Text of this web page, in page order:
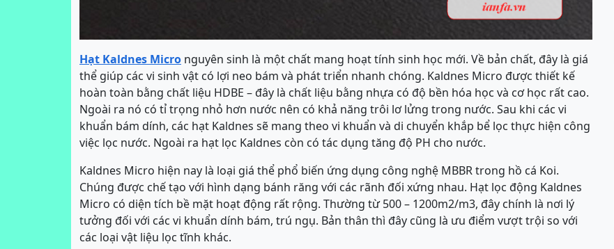
Hạt Kaldnes Micro nguyên sinh là một chất mang hoạt tính sinh học mới. Về bản chất, đây là giá
thể giúp các vi sinh vật có lợi neo bám và phát triển nhanh chóng. Kaldnes Micro được thiết kế
hoàn toàn bằng chất liệu HDBE – đây là chất liệu bằng nhựa có độ bền hóa học và cơ học rất cao.
Ngoài ra nó có tỉ trọng nhỏ hơn nước nên có khả năng trôi lơ lửng trong nước. Sau khi các vi
khuẩn bám dính, các hạt Kaldnes sẽ mang theo vi khuẩn và di chuyển khắp bể lọc thực hiện công
việc lọc nước. Ngoài ra hạt lọc Kaldnes còn có tác dụng tăng độ PH cho nước.
Kaldnes Micro hiện nay là loại giá thể phổ biến ứng dụng công nghệ MBBR trong hồ cá Koi.
Chúng được chế tạo với hình dạng bánh răng với các rãnh đối xứng nhau. Hạt lọc động Kaldnes
Micro có diện tích bề mặt hoạt động rất rộng. Thường từ 500 – 1200m2/m3, đây chính là nơi lý
tưởng đối với các vi khuẩn dính bám, trú ngụ. Bản thân thì đây cũng là ưu điểm vượt trội so với
các loại vật liệu lọc tĩnh khác.